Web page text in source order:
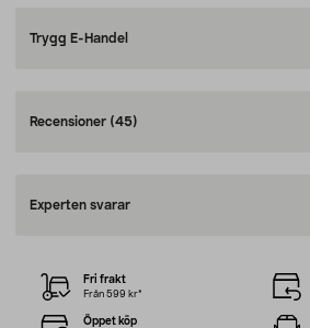
Trygg E-Handel
Recensioner (45)
Experten svarar
Fri frakt
Från 599 kr*
Öppet köp